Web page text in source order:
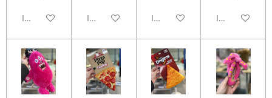
In winkelwagen In winkelwagen In winkelwagen In